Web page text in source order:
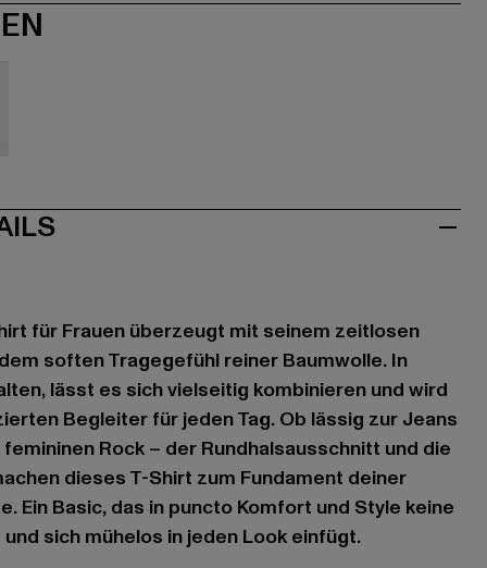
für Frauen überzeugt mit seinem zeitlosen
soften Tragegefühl reiner Baumwolle. In
lässt es sich vielseitig kombinieren und wird
Begleiter für jeden Tag. Ob lässig zur Jeans
Rock – der Rundhalsausschnitt und die
dieses T-Shirt zum Fundament deiner
Ein Basic, das in puncto Komfort und Style keine
sich mühelos in jeden Look einfügt.